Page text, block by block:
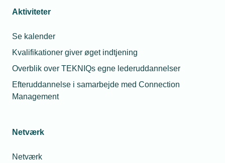
Aktiviteter
Se kalender
Kvalifikationer giver øget indtjening
Overblik over TEKNIQs egne lederuddannelser
Efteruddannelse i samarbejde med Connection
Management
Netværk
Netværk
Højesteret blåstempler flytning af